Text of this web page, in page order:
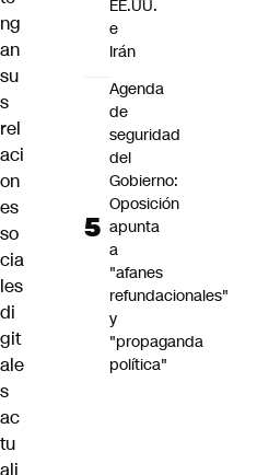
ng
an
su
s
rel
aci
on
es
so
cia
les
di
git
ale
s
ac
tu
ali
EE.UU.
e
Irán
Agenda
de
seguridad
del
Gobierno:
Oposición
apunta
a
"afanes
refundacionales"
y
"propaganda
política"